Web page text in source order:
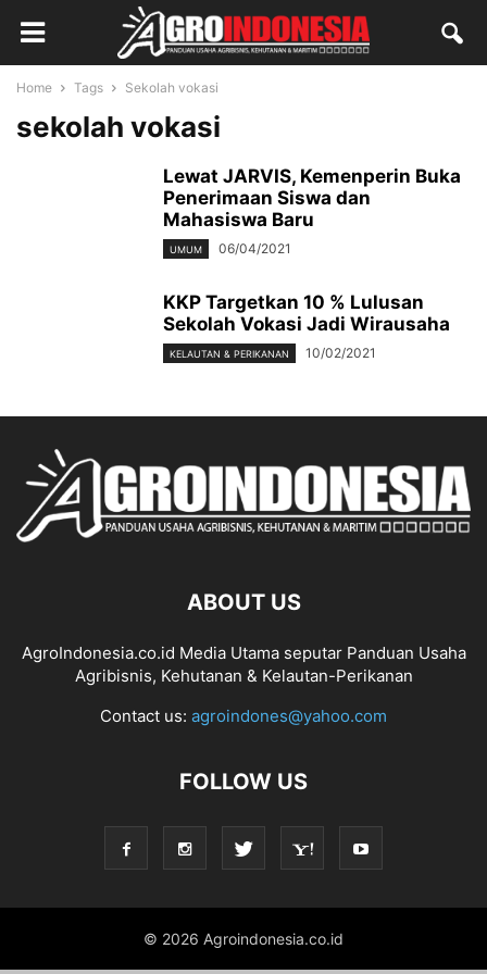
Home Tags Sekolah vokasi
sekolah vokasi
Lewat JARVIS, Kemenperin Buka
Penerimaan Siswa dan
Mahasiswa Baru
UMUM 06/04/2021
KKP Targetkan 10 % Lulusan
Sekolah Vokasi Jadi Wirausaha
KELAUTAN & PERIKANAN 10/02/2021
ABOUT US
AgroIndonesia.co.id Media Utama seputar Panduan Usaha
Agribisnis, Kehutanan & Kelautan-Perikanan
Contact us: agroindones@yahoo.com
FOLLOW US
© 2026 Agroindonesia.co.id